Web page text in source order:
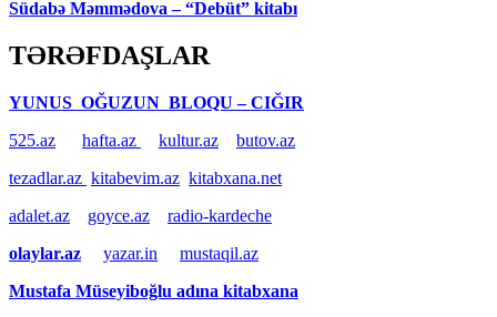
Südabə Məmmədova – “Debüt” kitabı
TƏRƏFDAŞLAR
YUNUS OĞUZUN BLOQU – CIĞIR
525.az
hafta.az kultur.az
butov.az
tezadlar.az kitabevim.az kitabxana.net
adalet.az
goyce.az
radio-kardeche
olaylar.az
yazar.in
mustaqil.az
Mustafa Müseyiboğlu adına kitabxana